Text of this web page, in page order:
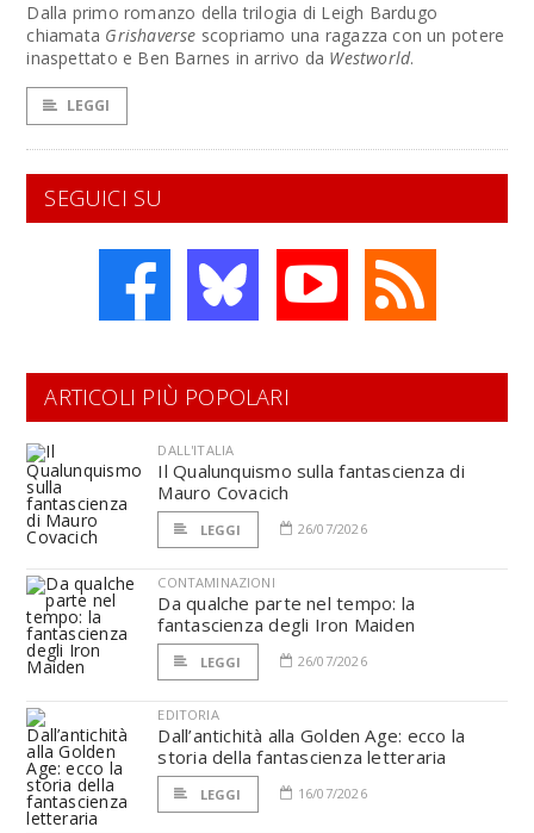
Dalla primo romanzo della trilogia di Leigh Bardugo
chiamata Grishaverse scopriamo una ragazza con un potere
inaspettato e Ben Barnes in arrivo da Westworld.
LEGGI
SEGUICI SU
ARTICOLI PIÙ POPOLARI
DALL'ITALIA
Il Qualunquismo sulla fantascienza di
Mauro Covacich
LEGGI 26/07/2026
CONTAMINAZIONI
Da qualche parte nel tempo: la
fantascienza degli Iron Maiden
LEGGI 26/07/2026
EDITORIA
Dall’antichità alla Golden Age: ecco la
storia della fantascienza letteraria
LEGGI 16/07/2026